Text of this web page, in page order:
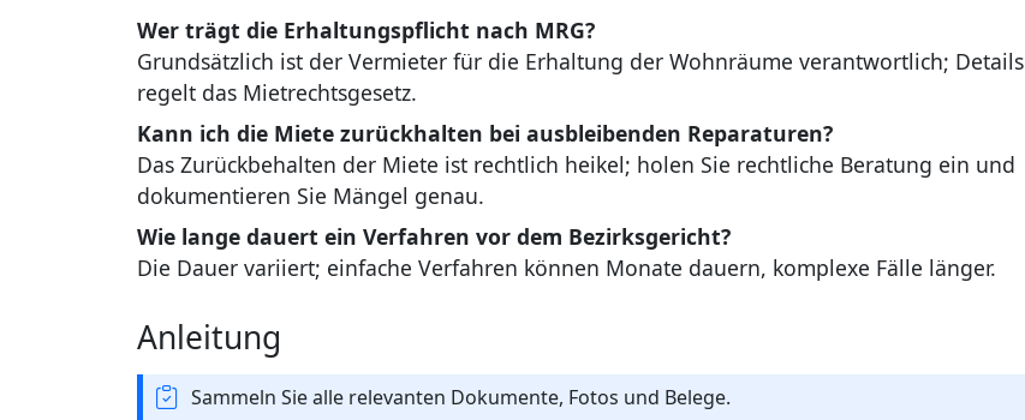
Wer trägt die Erhaltungspflicht nach MRG?
Grundsätzlich ist der Vermieter für die Erhaltung der Wohnräume verantwortlich; Details
regelt das Mietrechtsgesetz.
Kann ich die Miete zurückhalten bei ausbleibenden Reparaturen?
Das Zurückbehalten der Miete ist rechtlich heikel; holen Sie rechtliche Beratung ein und
dokumentieren Sie Mängel genau.
Wie lange dauert ein Verfahren vor dem Bezirksgericht?
Die Dauer variiert; einfache Verfahren können Monate dauern, komplexe Fälle länger.
Anleitung
Sammeln Sie alle relevanten Dokumente, Fotos und Belege.